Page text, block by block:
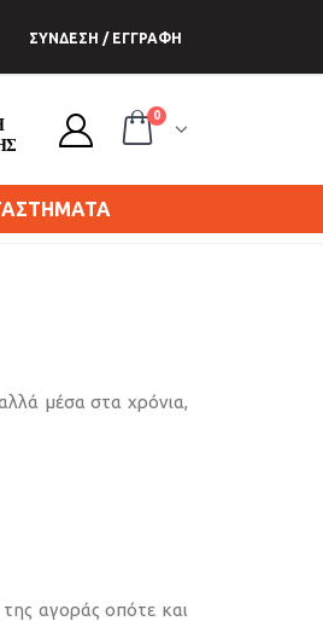
ΣΥΝΔΕΣΗ / ΕΓΓΡΑΦΗ
0
μέσα στα χρόνια,
αγοράς οπότε και